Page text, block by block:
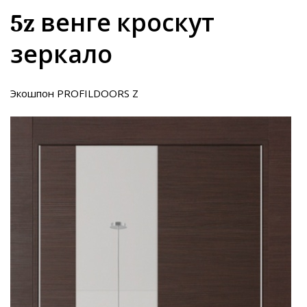
5z венге кроскут
зеркало
Экошпон PROFILDOORS Z